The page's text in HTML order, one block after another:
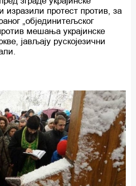
изразили протест против, за
„објединитељског
мешања украјинске
јављају рускојезични